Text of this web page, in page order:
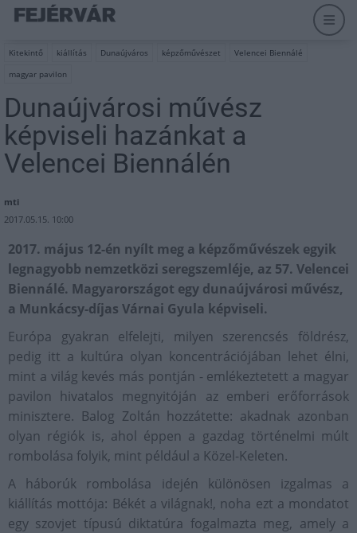
Kitekintő kiállítás Dunaújváros képzőművészet
Velencei Biennálé
magyar pavilon
Dunaújvárosi művész
képviseli hazánkat a
Velencei Biennálén
mti
2017.05.15. 10:00
2017. május 12-én nyílt meg a képzőművészek egyik
legnagyobb nemzetközi seregszemléje, az 57. Velencei
Biennálé. Magyarországot egy dunaújvárosi művész,
a Munkácsy-díjas Várnai Gyula képviseli.
Európa gyakran elfelejti, milyen szerencsés földrész,
pedig itt a kultúra olyan koncentrációjában lehet élni,
mint a világ kevés más pontján - emlékeztetett a magyar
pavilon hivatalos megnyitóján az emberi erőforrások
minisztere. Balog Zoltán hozzátette: akadnak azonban
olyan régiók is, ahol éppen a gazdag történelmi múlt
rombolása folyik, mint például a Közel-Keleten.
A háborúk rombolása idején különösen izgalmas a
kiállítás mottója: Békét a világnak!, noha ezt a mondatot
egy szovjet típusú diktatúra fogalmazta meg, amely a